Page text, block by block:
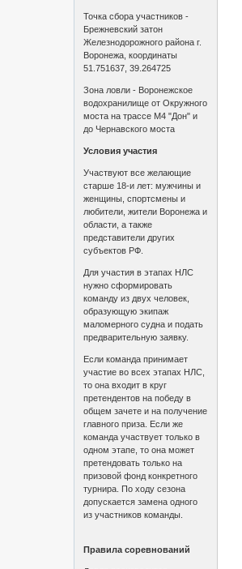
Точка сбора участников -
Брежневский затон
Железнодорожного района г.
Воронежа, координаты
51.751637, 39.264725
Зона ловли - Воронежское
водохранилище от Окружного
моста на трассе М4 "Дон" и
до Чернавского моста
Условия участия
Участвуют все желающие
старше 18-и лет: мужчины и
женщины, спортсмены и
любители, жители Воронежа и
области, а также
представители других
субъектов РФ.
Для участия в этапах НЛС
нужно сформировать
команду из двух человек,
образующую экипаж
маломерного судна и подать
предварительную заявку.
Если команда принимает
участие во всех этапах НЛС,
то она входит в круг
претендентов на победу в
общем зачете и на получение
главного приза. Если же
команда участвует только в
одном этапе, то она может
претендовать только на
призовой фонд конкретного
турнира. По ходу сезона
допускается замена одного
из участников команды.
Правила соревнований